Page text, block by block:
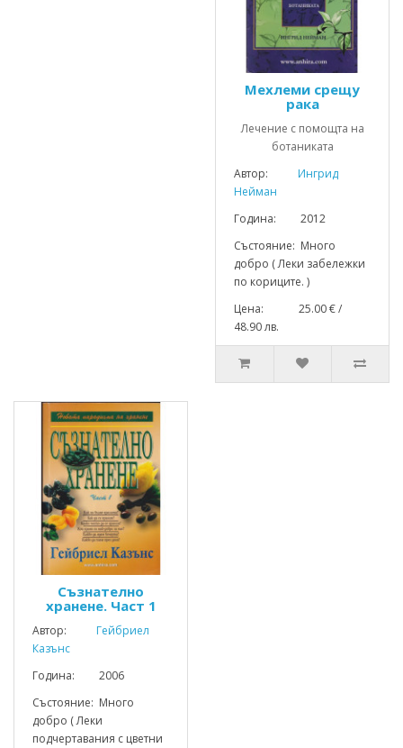
Мехлеми срещу
рака
Лечение с помощта на
ботаниката
Автор:
Ингрид
Нейман
Година: 2012
Състояние: Много
добро ( Леки забележки
по кориците. )
Цена: 25.00 € /
48.90 лв.
Съзнателно
хранене. Част 1
Автор:
Гейбриел
Казънс
Година: 2006
Състояние: Много
добро ( Леки
подчертавания с цветни